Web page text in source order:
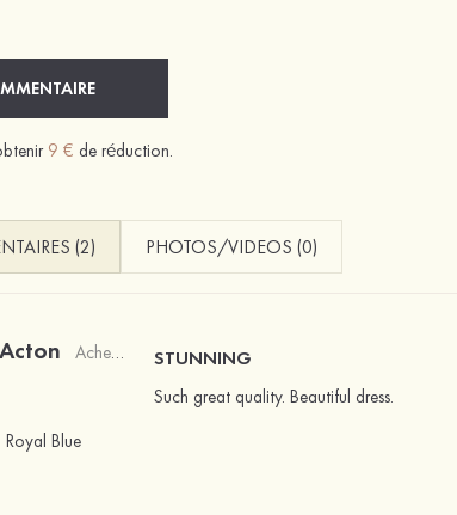
9 € de réduction.
(2) PHOTOS/VIDEOS (0)
Acheteur vérifié
Royal Blue
STUNNING
Such great quality. Beautiful dress.